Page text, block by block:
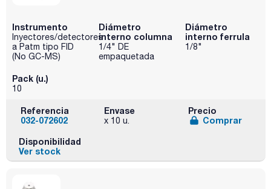
Instrumento
Inyectores/detectores
a Patm tipo FID
(No GC-MS)
Diámetro
interno columna
1/4" DE
empaquetada
Diámetro
interno ferrula
1/8"
Pack (u.)
10
Referencia
032-072602
Envase
x 10 u.
Precio
Comprar
Disponibilidad
Ver stock